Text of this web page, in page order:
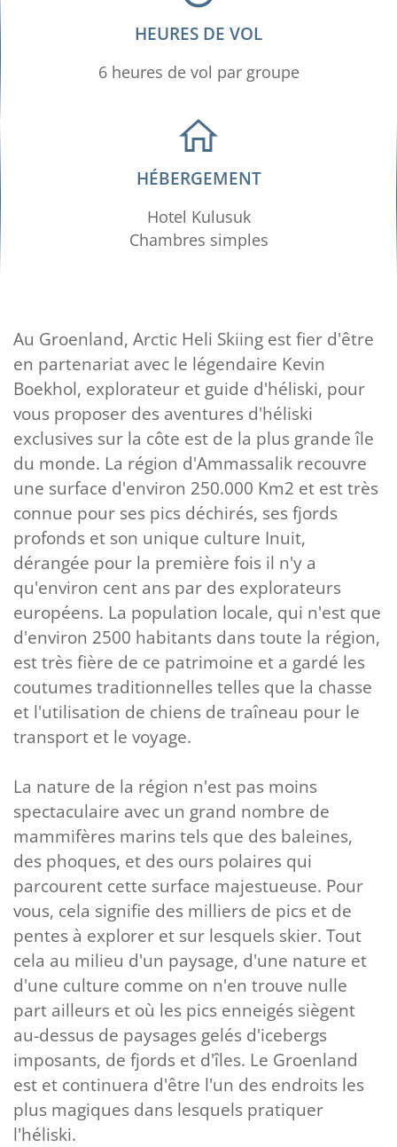
HEURES DE VOL
6 heures de vol par groupe
HÉBERGEMENT
Hotel Kulusuk
Chambres simples
Au Groenland, Arctic Heli Skiing est fier d'être
en partenariat avec le légendaire Kevin
Boekhol, explorateur et guide d'héliski, pour
vous proposer des aventures d'héliski
exclusives sur la côte est de la plus grande île
du monde. La région d'Ammassalik recouvre
une surface d'environ 250.000 Km2 et est très
connue pour ses pics déchirés, ses fjords
profonds et son unique culture Inuit,
dérangée pour la première fois il n'y a
qu'environ cent ans par des explorateurs
européens. La population locale, qui n'est que
d'environ 2500 habitants dans toute la région,
est très fière de ce patrimoine et a gardé les
coutumes traditionnelles telles que la chasse
et l'utilisation de chiens de traîneau pour le
transport et le voyage.
La nature de la région n'est pas moins
spectaculaire avec un grand nombre de
mammifères marins tels que des baleines,
des phoques, et des ours polaires qui
parcourent cette surface majestueuse. Pour
vous, cela signifie des milliers de pics et de
pentes à explorer et sur lesquels skier. Tout
cela au milieu d'un paysage, d'une nature et
d'une culture comme on n'en trouve nulle
part ailleurs et où les pics enneigés siègent
au-dessus de paysages gelés d'icebergs
imposants, de fjords et d'îles. Le Groenland
est et continuera d'être l'un des endroits les
plus magiques dans lesquels pratiquer
l'héliski.